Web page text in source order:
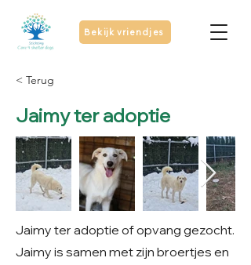
Bekijk vriendjes
< Terug
Jaimy ter adoptie
Jaimy ter adoptie of opvang gezocht.
Jaimy is samen met zijn broertjes en